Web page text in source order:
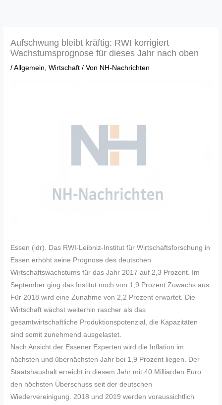
Aufschwung bleibt kräftig: RWI korrigiert
Wachstumsprognose für dieses Jahr nach oben
/Allgemein,Wirtschaft / Von NH-Nachrichten
Essen (idr). Das RWI-Leibniz-Institut für Wirtschaftsforschung in
Essen erhöht seine Prognose des deutschen
Wirtschaftswachstums für das Jahr 2017 auf 2,3 Prozent. Im
September ging das Institut noch von 1,9 Prozent Zuwachs aus.
Für 2018 wird eine Zunahme von 2,2 Prozent erwartet. Die
Wirtschaft wächst weiterhin rascher als das
gesamtwirtschaftliche Produktionspotenzial, die Kapazitäten
sind somit zunehmend ausgelastet.
Nach Ansicht der Essener Experten wird die Inflation im
nächsten und übernächsten Jahr bei 1,9 Prozent liegen. Der
Staatshaushalt erreicht in diesem Jahr mit 40 Milliarden Euro
den höchsten Überschuss seit der deutschen
Wiedervereinigung. 2018 und 2019 werden voraussichtlich